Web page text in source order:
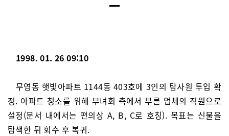
1998. 01. 26 09:10
무영동 햇빛아파트 1144동 403호에 3인의 탐사원 투입 확
정. 아파트 청소를 위해 부녀회 측에서 부른 업체의 직원으로
설정(문서 내에서는 편의상 A, B, C로 호칭). 목표는 신물을
탐색한 뒤 회수 후 복귀.